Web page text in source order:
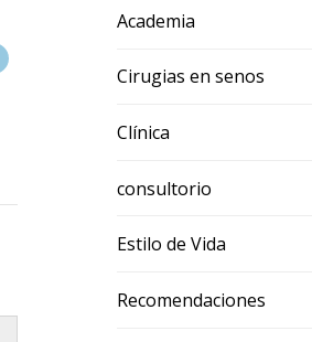
Academia
Cirugias en senos
Clínica
consultorio
Estilo de Vida
Recomendaciones